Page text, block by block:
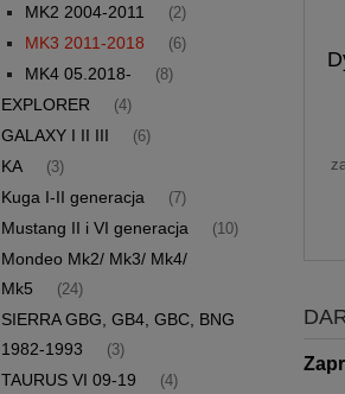
MK2 2004-2011 (2)
MK3 2011-2018 (6)
MK4 05.2018- (8)
EXPLORER (4)
GALAXY I II III (6)
KA (3)
Kuga I-II generacja (7)
Mustang II i VI generacja (10)
Mondeo Mk2/ Mk3/ Mk4/
Mk5
(24)
SIERRA GBG, GB4, GBC, BNG
1982-1993
(3)
TAURUS VI 09-19 (4)